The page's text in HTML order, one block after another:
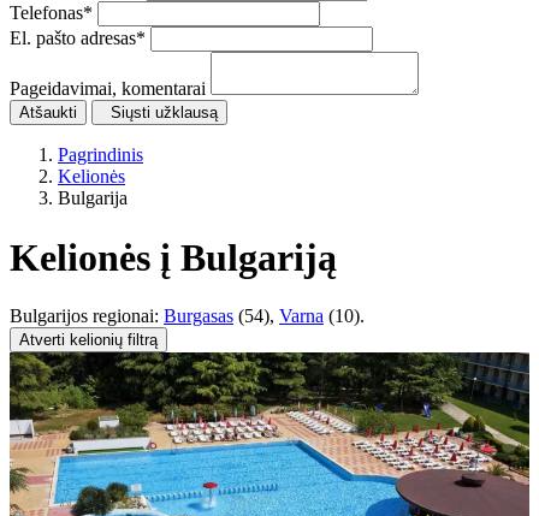
Telefonas*
El. pašto adresas*
Pageidavimai, komentarai
Atšaukti Siųsti užklausą
Pagrindinis
Kelionės
Bulgarija
Kelionės į Bulgariją
Bulgarijos regionai: Burgasas (54), Varna (10).
Atverti kelionių filtrą